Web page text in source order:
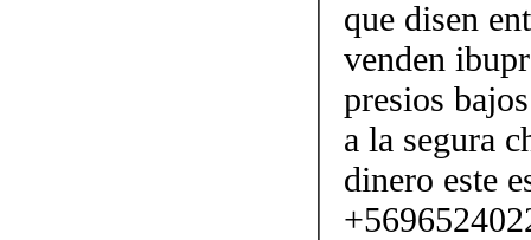
que disen
venden
presios
a la segura
dinero este